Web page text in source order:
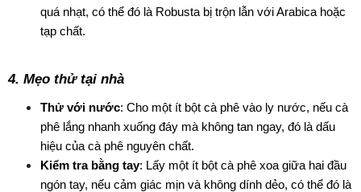
quá nhạt, có thể đó là Robusta bị trộn lẫn với Arabica hoặc
tạp chất.
4. Mẹo thử tại nhà
Thử với nước: Cho một ít bột cà phê vào ly nước, nếu cà
phê lắng nhanh xuống đáy mà không tan ngay, đó là dấu
hiệu của cà phê nguyên chất.
Kiểm tra bằng tay: Lấy một ít bột cà phê xoa giữa hai đầu
ngón tay, nếu cảm giác mịn và không dính dẻo, có thể đó là